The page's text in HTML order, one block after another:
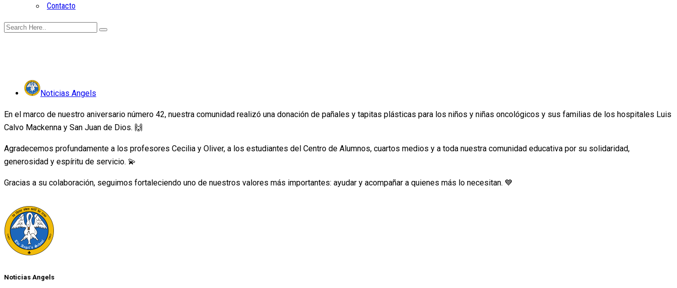
Contacto
Noticias Angels
En el marco de nuestro aniversario número 42, nuestra comunidad realizó una donación de pañales y tapitas plásticas para los niños y niñas oncológicos y sus familias de los hospitales Luis
Calvo Mackenna y San Juan de Dios. 🙌
Agradecemos profundamente a los profesores Cecilia y Oliver, a los estudiantes del Centro de Alumnos, cuartos medios y a toda nuestra comunidad educativa por su solidaridad,
generosidad y espíritu de servicio. 💫
Gracias a su colaboración, seguimos fortaleciendo uno de nuestros valores más importantes: ayudar y acompañar a quienes más lo necesitan. 💙
Noticias Angels